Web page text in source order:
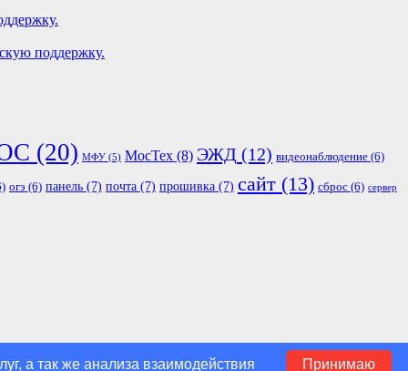
поддержку.
(20) МФУ (5) МосТех (8) ЭЖД (12) видеонаблюдение (6)
огэ (6) панель (7) почта (7) прошивка (7) сайт (13) сброс (6) сервер
Принимаю
а так же анализа взаимодействия